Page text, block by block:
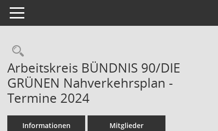
Toggle navigation
Rechercheauswahl
Arbeitskreis BÜNDNIS 90/DIE
GRÜNEN Nahverkehrsplan -
Termine 2024
Informationen Mitglieder